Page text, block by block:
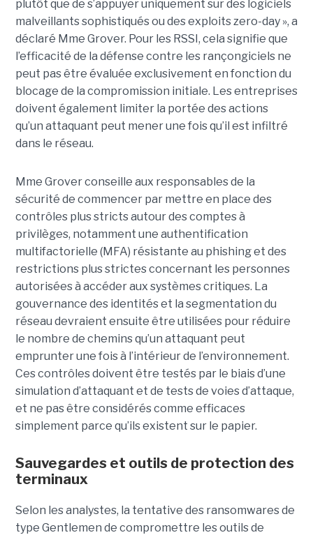
plutôt que de s’appuyer uniquement sur des logiciels
malveillants sophistiqués ou des exploits zero-day », a
déclaré Mme Grover. Pour les RSSI, cela signifie que
l’efficacité de la défense contre les rançongiciels ne
peut pas être évaluée exclusivement en fonction du
blocage de la compromission initiale. Les entreprises
doivent également limiter la portée des actions
qu’un attaquant peut mener une fois qu’il est infiltré
dans le réseau.
Mme Grover conseille aux responsables de la
sécurité de commencer par mettre en place des
contrôles plus stricts autour des comptes à
privilèges, notamment une authentification
multifactorielle (MFA) résistante au phishing et des
restrictions plus strictes concernant les personnes
autorisées à accéder aux systèmes critiques. La
gouvernance des identités et la segmentation du
réseau devraient ensuite être utilisées pour réduire
le nombre de chemins qu’un attaquant peut
emprunter une fois à l’intérieur de l’environnement.
Ces contrôles doivent être testés par le biais d’une
simulation d’attaquant et de tests de voies d’attaque,
et ne pas être considérés comme efficaces
simplement parce qu’ils existent sur le papier.
Sauvegardes et outils de protection des
terminaux
Selon les analystes, la tentative des ransomwares de
type Gentlemen de compromettre les outils de